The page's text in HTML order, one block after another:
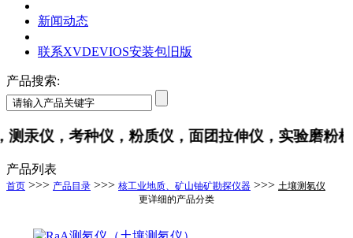
新闻动态
联系XVDEVIOS安装包旧版
产品搜索:
仪，考种仪，粉质仪，面团拉伸仪，实验磨粉机
产品列表
首页 >>> 产品目录 >>> 核工业地质、矿山铀矿勘探仪器 >>> 土壤测氡仪
更详细的产品分类